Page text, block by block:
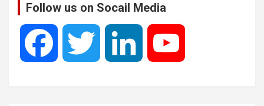
Follow us on Socail Media